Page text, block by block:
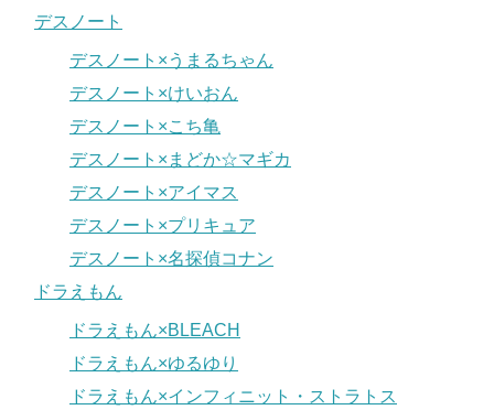
デスノート
デスノート×うまるちゃん
デスノート×けいおん
デスノート×こち亀
デスノート×まどか☆マギカ
デスノート×アイマス
デスノート×プリキュア
デスノート×名探偵コナン
ドラえもん
ドラえもん×BLEACH
ドラえもん×ゆるゆり
ドラえもん×インフィニット・ストラトス